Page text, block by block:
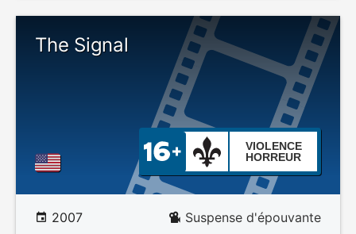
The Signal
VIOLENCE
HORREUR
2007 Suspense d'épouvante